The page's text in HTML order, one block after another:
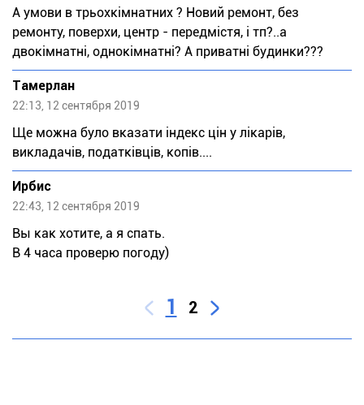
А умови в трьохкімнатних ? Новий ремонт, без
ремонту, поверхи, центр - передмістя, і тп?..а
двокімнатні, однокімнатні? А приватні будинки???
Тaмeрлан
22:13, 12 сентября 2019
Ще можна було вказати індекс цін у лікарів,
викладачів, податківців, копів....
Ирбис
22:43, 12 сентября 2019
Вы как хотите, а я спать.
В 4 часа проверю погоду)
1 2